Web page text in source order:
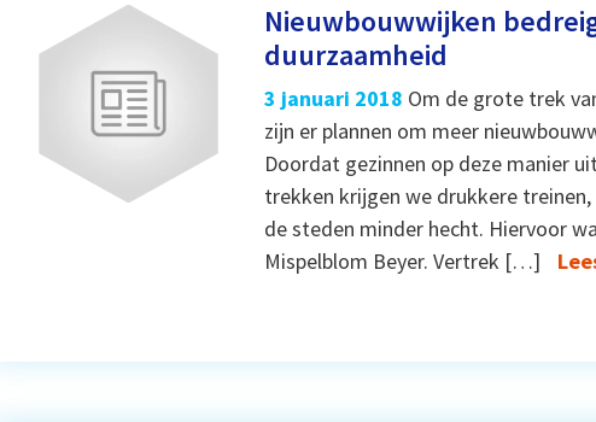
Nieuwbouwwijken
duurzaamheid
3 januari 2018 Om de grote trek
zijn er plannen om meer
Doordat gezinnen op deze manier
trekken krijgen we drukkere
de steden minder hecht. Hiervoor
Mispelblom Beyer. Vertrek […]